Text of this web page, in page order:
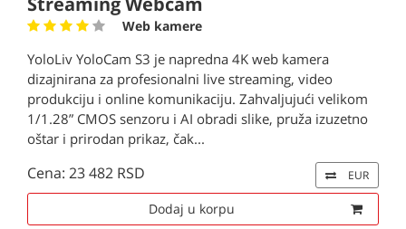
Web kamere
YoloLiv YoloCam S3 je napredna 4K web kamera
dizajnirana za profesionalni live streaming, video
produkciju i online komunikaciju. Zahvaljujući velikom
1/1.28” CMOS senzoru i AI obradi slike, pruža izuzetno
oštar i prirodan prikaz, čak...
Cena: 23 482 RSD EUR
Dodaj u korpu